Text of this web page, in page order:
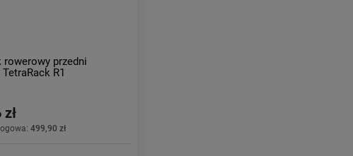
rowerowy przedni
TetraRack R1
499,90 zł